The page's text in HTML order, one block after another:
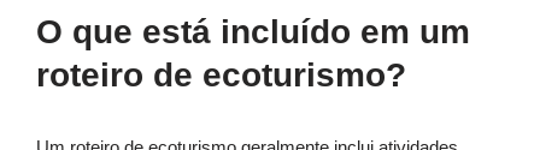
O que está incluído em um
roteiro de ecoturismo?